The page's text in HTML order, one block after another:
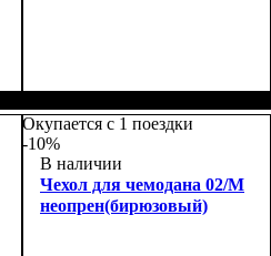
Окупается с 1 поездки
-10%
В наличии
Чехол для чемодана 02/M
неопрен(бирюзовый)